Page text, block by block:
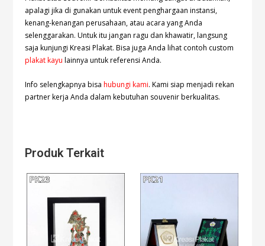
apalagi jika di gunakan untuk event penghargaan instansi,
kenang-kenangan perusahaan, atau acara yang Anda
selenggarakan. Untuk itu jangan ragu dan khawatir, langsung
saja kunjungi Kreasi Plakat. Bisa juga Anda lihat contoh custom
plakat kayu lainnya untuk referensi Anda.
Info selengkapnya bisahubungi kami. Kami siap menjadi rekan
partner kerja Anda dalam kebutuhan souvenir berkualitas.
Produk Terkait